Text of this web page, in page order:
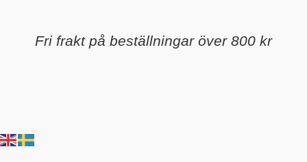
Fri frakt på beställningar över 800 kr